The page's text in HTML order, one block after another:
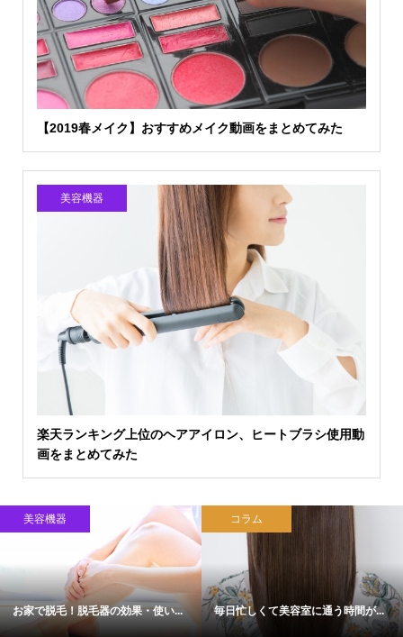
【2019春メイク】おすすめメイク動画をまとめてみた
美容機器
楽天ランキング上位のヘアアイロン、ヒートブラシ使用動
画をまとめてみた
美容機器
お家で脱毛！脱毛器の効果・使い...
コラム
毎日忙しくて美容室に通う時間が...